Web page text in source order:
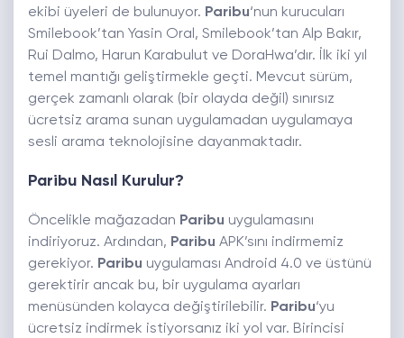
ekibi üyeleri de bulunuyor. Paribu‘nun kurucuları
Smilebook’tan Yasin Oral, Smilebook’tan Alp Bakır,
Rui Dalmo, Harun Karabulut ve DoraHwa’dır. İlk iki yıl
temel mantığı geliştirmekle geçti. Mevcut sürüm,
gerçek zamanlı olarak (bir olayda değil) sınırsız
ücretsiz arama sunan uygulamadan uygulamaya
sesli arama teknolojisine dayanmaktadır.
Paribu Nasıl Kurulur?
Öncelikle mağazadan Paribu uygulamasını
indiriyoruz. Ardından, Paribu APK’sını indirmemiz
gerekiyor. Paribu uygulaması Android 4.0 ve üstünü
gerektirir ancak bu, bir uygulama ayarları
menüsünden kolayca değiştirilebilir. Paribu‘yu
ücretsiz indirmek istiyorsanız iki yol var. Birincisi